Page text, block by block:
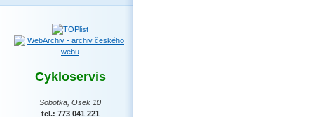
Cykloservis
Sobotka, Osek 10
tel.: 773 041 221